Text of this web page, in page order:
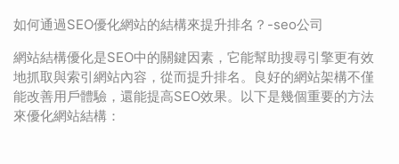
如何通過SEO優化網站的結構來提升排名？-seo公司
網站結構優化是SEO中的關鍵因素，它能幫助搜尋引擎更有效
地抓取與索引網站內容，從而提升排名。良好的網站架構不僅
能改善用戶體驗，還能提高SEO效果。以下是幾個重要的方法
來優化網站結構：